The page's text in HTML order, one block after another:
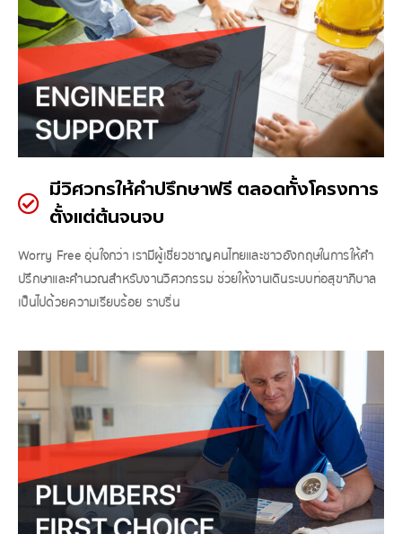
มีวิศวกรให้คำปรึกษาฟรี ตลอดทั้งโครงการ
ตั้งแต่ต้นจนจบ
Worry Free อุ่นใจกว่า เรามีผู้เชี่ยวชาญคนไทยและชาวอังกฤษในการให้คำ
ปรึกษาและคำนวณสำหรับงานวิศวกรรม ช่วยให้งานเดินระบบท่อสุขาภิบาล
เป็นไปด้วยความเรียบร้อย ราบรื่น